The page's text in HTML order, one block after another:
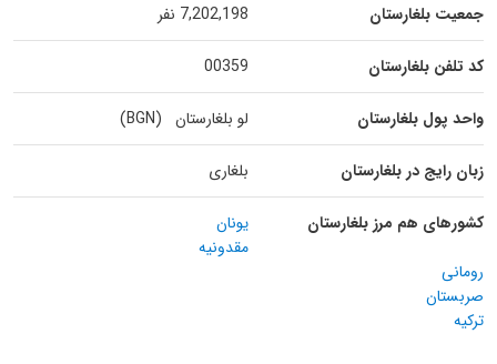
جمعیت بلغارستان 7,202,198 نفر
کد تلفن بلغارستان 00359
واحد پول بلغارستان لو بلغارستان (BGN)
زبان رایج در بلغارستان بلغاری
کشورهای هم مرز بلغارستان
یونان
مقدونیه
رومانی
صربستان
ترکیه